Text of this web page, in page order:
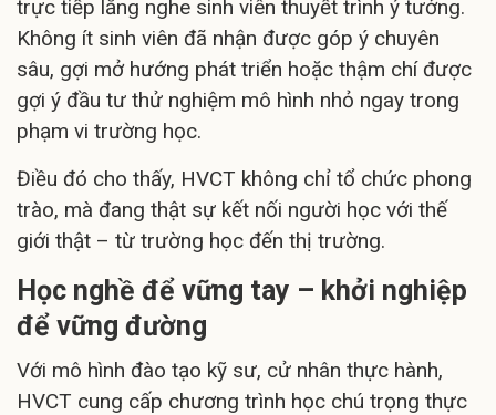
trực tiếp lắng nghe sinh viên thuyết trình ý tưởng.
Không ít sinh viên đã nhận được góp ý chuyên
sâu, gợi mở hướng phát triển hoặc thậm chí được
gợi ý đầu tư thử nghiệm mô hình nhỏ ngay trong
phạm vi trường học.
Điều đó cho thấy, HVCT không chỉ tổ chức phong
trào, mà đang thật sự kết nối người học với thế
giới thật – từ trường học đến thị trường.
Học nghề để vững tay – khởi nghiệp
để vững đường
Với mô hình đào tạo kỹ sư, cử nhân thực hành,
HVCT cung cấp chương trình học chú trọng thực